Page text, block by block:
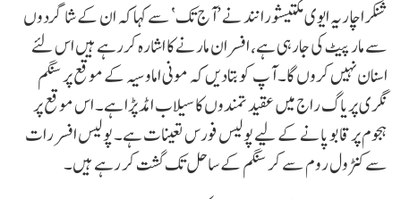
شنکراچاریہ ایوی مکتیشورانند نے ’آج تک‘ سے کہا کہ ان کے شاگردوں
سے مار پیٹ کی جارہی ہے، افسران مارنے کا اشارہ کررہے ہیں اس لئے
اسنان نہیں کروں گا۔ آپ کو بتادیں کہ مونی اماوسیہ کے موقع پر سنگم
نگری پریاگ راج میں عقیدتمندوں کا سیلاب امڈ پڑا ہے۔ اس موقع پر
ہجوم پر قابو پانے کے لیے پولیس فورس تعینات ہے۔ پولیس افسر رات
سے کنٹرول روم سے کر سنگم کے ساحل تک گشت کر رہے ہیں۔